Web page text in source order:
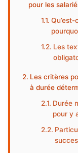
pour les
Les
Les critères
à durée
Durée
pour y